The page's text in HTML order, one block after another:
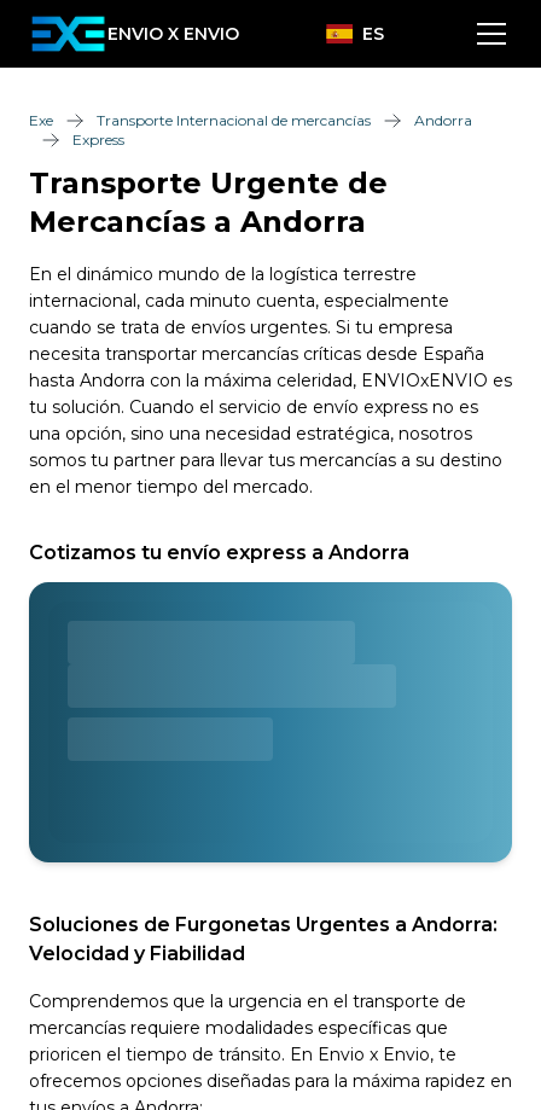
ENVIO X ENVIO ES
Exe Transporte Internacional de mercancías
Andorra
Express
Transporte Urgente de
Mercancías a Andorra
En el dinámico mundo de la logística terrestre
internacional, cada minuto cuenta, especialmente
cuando se trata de envíos urgentes. Si tu empresa
necesita transportar mercancías críticas desde España
hasta Andorra con la máxima celeridad, ENVIOxENVIO es
tu solución. Cuando el servicio de envío express no es
una opción, sino una necesidad estratégica, nosotros
somos tu partner para llevar tus mercancías a su destino
en el menor tiempo del mercado.
Cotizamos tu envío express a Andorra
Soluciones de Furgonetas Urgentes a Andorra:
Velocidad y Fiabilidad
Comprendemos que la urgencia en el transporte de
mercancías requiere modalidades específicas que
prioricen el tiempo de tránsito. En Envio x Envio, te
ofrecemos opciones diseñadas para la máxima rapidez en